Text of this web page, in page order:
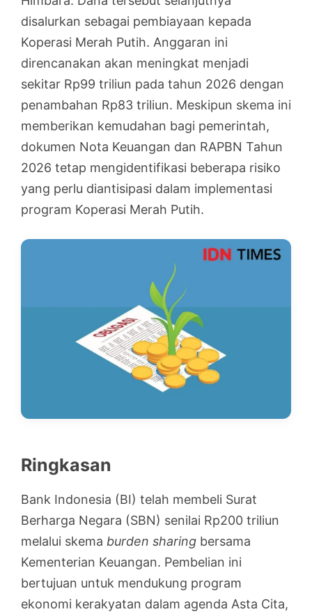
disalurkan sebagai pembiayaan kepada
Koperasi Merah Putih. Anggaran ini
direncanakan akan meningkat menjadi
sekitar Rp99 triliun pada tahun 2026 dengan
penambahan Rp83 triliun. Meskipun skema ini
memberikan kemudahan bagi pemerintah,
dokumen Nota Keuangan dan RAPBN Tahun
2026 tetap mengidentifikasi beberapa risiko
yang perlu diantisipasi dalam implementasi
program Koperasi Merah Putih.
Ringkasan
Bank Indonesia (BI) telah membeli Surat
Berharga Negara (SBN) senilai Rp200 triliun
melalui skema burden sharing bersama
Kementerian Keuangan. Pembelian ini
bertujuan untuk mendukung program
ekonomi kerakyatan dalam agenda Asta Cita,